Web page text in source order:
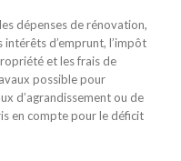
dépenses de rénovation,
intérêts d’emprunt, l’impôt
et les frais de
possible pour
d’agrandissement ou de
en compte pour le déficit